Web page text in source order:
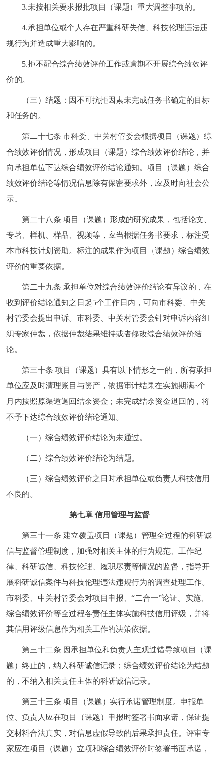
3.未按相关要求报批项目（课题）重大调整事项的。
4.承担单位或个人存在严重科研失信、科技伦理违法违
规行为并造成重大影响的。
5.拒不配合综合绩效评价工作或逾期不开展综合绩效评
价的。
（三）结题：因不可抗拒因素未完成任务书确定的目标
和任务的。
第二十七条 市科委、中关村管委会根据项目（课题）综
合绩效评价情况，形成项目（课题）综合绩效评价结论，并
向承担单位下达综合绩效评价结论通知。项目（课题）综合
绩效评价结论等情况信息除有保密要求外，应及时向社会公
示。
第二十八条 项目（课题）形成的研究成果，包括论文、
专著、样机、样品、视频等，应当根据任务书要求，标注受
本市科技计划资助。标注的成果作为项目（课题）综合绩效
评价的重要依据。
第二十九条 承担单位对综合绩效评价结论有异议的，在
收到评价结论通知之日起5个工作日内，可向市科委、中关
村管委会提出申诉。市科委、中关村管委会针对申诉内容组
织专家仲裁，依据仲裁结果维持或者修改综合绩效评价结
论。
第三十条 项目（课题）具有以下情形之一的，所有承担
单位应及时清理账目与资产，依据审计结果在实施期满3个
月内按照原渠道退回结余资金；未完成结余资金退回的，将
不予下达综合绩效评价结论通知。
（一）综合绩效评价结论为未通过。
（二）综合绩效评价结论为结题。
（三）综合绩效评价之日时承担单位或负责人科技信用
不良的。
第七章 信用管理与监督
第三十一条 建立覆盖项目（课题）管理全过程的科研诚
信与监督管理制度，加强对相关主体的行为规范、工作纪
律、科研诚信、科技伦理、履职尽责等情况的监督，指导开
展科研诚信案件与科技伦理违法违规行为的调查处理工作。
市科委、中关村管委会对项目申报、“二合一”论证、实施、
综合绩效评价等全过程各责任主体实施科技信用评级，并将
其信用评级信息作为相关工作的决策依据。
第三十二条 因承担单位和负责人主观过错导致项目（课
题）终止的，纳入科研诚信记录；综合绩效评价结论为结题
的，不纳入相关责任主体的科研诚信记录。
第三十三条 项目（课题）实行承诺管理制度。申报单
位、负责人应在项目（课题）申报时签署书面承诺，保证提
交材料合法真实，对信息虚假导致的后果承担责任。评审专
家应在项目（课题）立项和综合绩效评价时签署书面承诺，